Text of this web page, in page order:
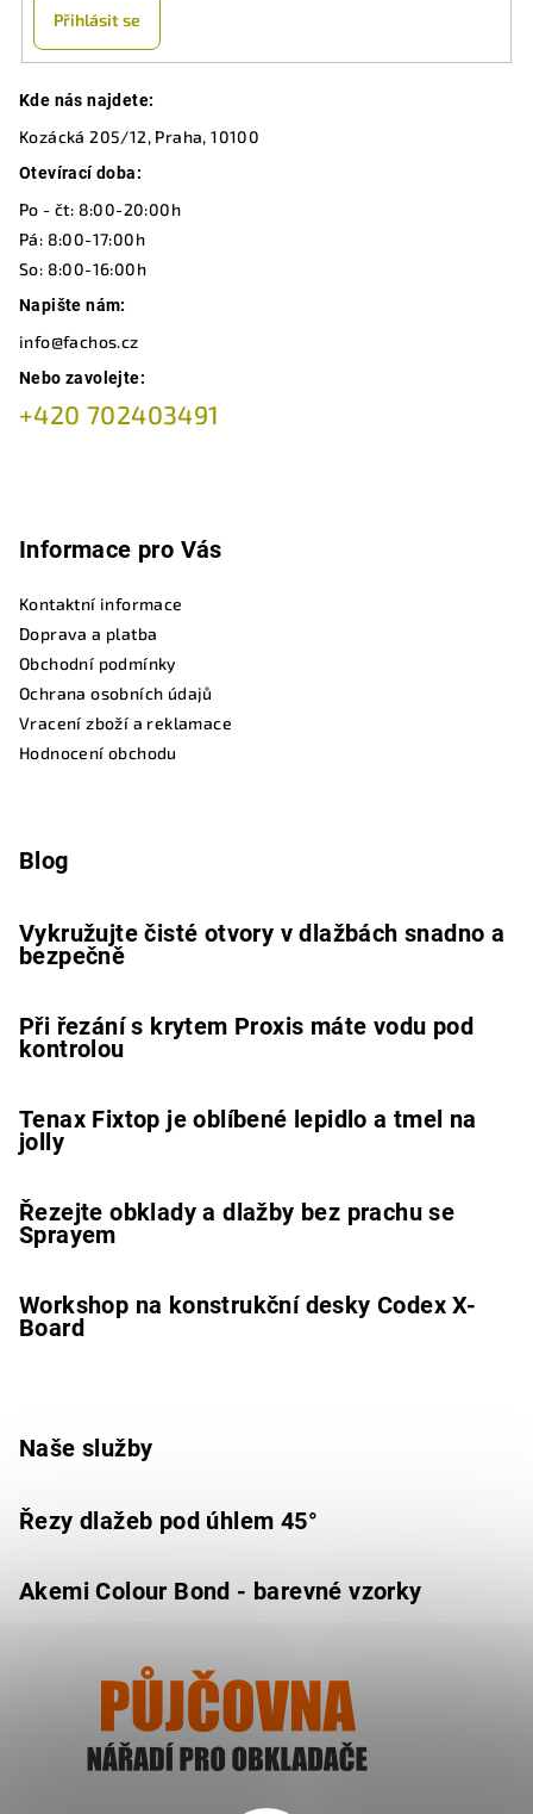
Přihlásit se
Kde nás najdete:
Kozácká 205/12, Praha, 10100
Otevírací doba:
Po - čt: 8:00-20:00h
Pá: 8:00-17:00h
So: 8:00-16:00h
Napište nám:
info@fachos.cz
Nebo zavolejte:
+420 702403491
Informace pro Vás
Kontaktní informace
Doprava a platba
Obchodní podmínky
Ochrana osobních údajů
Vracení zboží a reklamace
Hodnocení obchodu
Blog
Vykružujte čisté otvory v dlažbách snadno a
bezpečně
Při řezání s krytem Proxis máte vodu pod
kontrolou
Tenax Fixtop je oblíbené lepidlo a tmel na
jolly
Řezejte obklady a dlažby bez prachu se
Sprayem
Workshop na konstrukční desky Codex X-
Board
Naše služby
Řezy dlažeb pod úhlem 45°
Akemi Colour Bond - barevné vzorky